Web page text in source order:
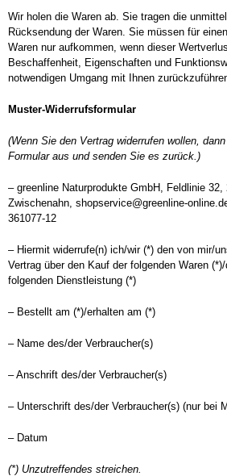
Wir holen die Waren ab. Sie tragen die
Rücksendung der Waren. Sie müssen für
Waren nur aufkommen, wenn dieser
Beschaffenheit, Eigenschaften und
notwendigen Umgang mit Ihnen
Muster-Widerrufsformular
(Wenn Sie den Vertrag widerrufen wollen,
Formular aus und senden Sie es zurück.)
– greenline Naturprodukte GmbH, Feldlinie 32,
Zwischenahn, shopservice@greenline-
361077-12
– Hiermit widerrufe(n) ich/wir (*) den von mir/
Vertrag über den Kauf der folgenden Waren
folgenden Dienstleistung (*)
– Bestellt am (*)/erhalten am (*)
– Name des/der Verbraucher(s)
– Anschrift des/der Verbraucher(s)
– Unterschrift des/der Verbraucher(s) (nur bei
– Datum
(*) Unzutreffendes streichen.